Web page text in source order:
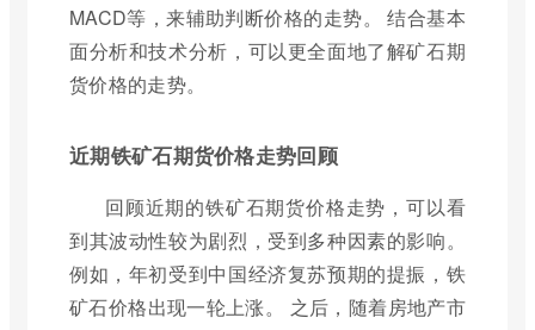
MACD等，来辅助判断价格的走势。 结合基本
面分析和技术分析，可以更全面地了解矿石期
货价格的走势。
近期铁矿石期货价格走势回顾
回顾近期的铁矿石期货价格走势，可以看
到其波动性较为剧烈，受到多种因素的影响。
例如，年初受到中国经济复苏预期的提振，铁
矿石价格出现一轮上涨。 之后，随着房地产市